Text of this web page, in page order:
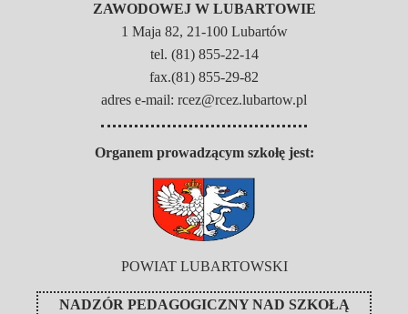
ZAWODOWEJ W LUBARTOWIE
1 Maja 82, 21-100 Lubartów
tel. (81) 855-22-14
fax.(81) 855-29-82
adres e-mail: rcez@rcez.lubartow.pl
Organem prowadzącym szkołę jest:
POWIAT LUBARTOWSKI
NADZÓR PEDAGOGICZNY NAD SZKOŁĄ